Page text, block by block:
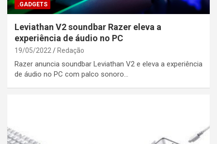
.GADGETS
Leviathan V2 soundbar Razer eleva a
experiência de áudio no PC
19/05/2022 Redação
Razer anuncia soundbar Leviathan V2 e eleva a experiência
de áudio no PC com palco sonoro…